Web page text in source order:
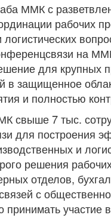
ММК с
рабочих
на
для крупных
в защищенное
и полностью
свыше 7 тыс.
для построения
и
решения
отделов,
с
принимать участие